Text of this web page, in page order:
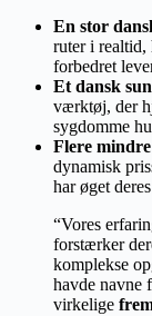
En stor
ruter i realtid,
forbedret
Et dansk
værktøj, der
sygdomme
Flere
dynamisk
har øget
“Vores
forstærker
komplekse
havde navne
virkelige